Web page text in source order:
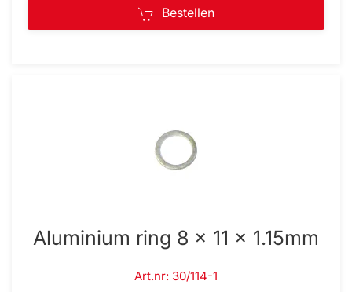
Bestellen
Aluminium ring 8 x 11 x 1.15mm
Art.nr: 30/114-1